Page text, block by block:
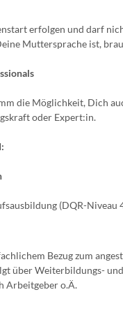
erfolgen und darf
Muttersprache ist,
die Möglichkeit, Dich
oder Expert:in.
(DQR-
Bezug zum
über Weiterbildungs-
Arbeitgeber o.Ä.